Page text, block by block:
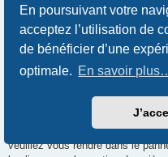
En poursuivant votre
acceptez l’utilisation de
de bénéficier d’une
optimale. En savoir
Quelles pièces jointes sont
Chaque administrateur peut
jointes. Si vous n’êtes pas
nous vous invitons à contacter
Comment puis-je retrouver
Pour retrouver la liste des
veuillez vous rendre dans le